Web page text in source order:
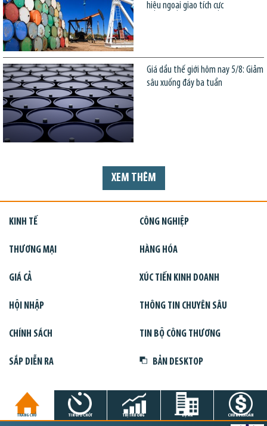
hiệu ngoại giao tích cực
Giá dầu thế giới hôm nay 5/8: Giảm
sâu xuống đáy ba tuần
XEM THÊM
KINH TẾ CÔNG NGHIỆP
THƯƠNG MẠI HÀNG HÓA
GIÁ CẢ XÚC TIẾN KINH DOANH
HỘI NHẬP THÔNG TIN CHUYÊN SÂU
CHÍNH SÁCH TIN BỘ CÔNG THƯƠNG
SẮP DIỄN RA BẢN DESKTOP
TRANG CHỦ TIN GIỜ CHÓT THỊ TRƯỜNG DỰ ÁN CHỨNG KHOÁN